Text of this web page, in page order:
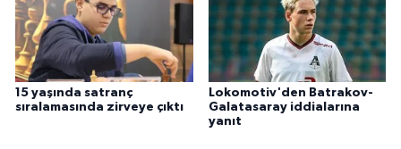
15 yaşında satranç
sıralamasında zirveye çıktı
Lokomotiv'den Batrakov-
Galatasaray iddialarına
yanıt